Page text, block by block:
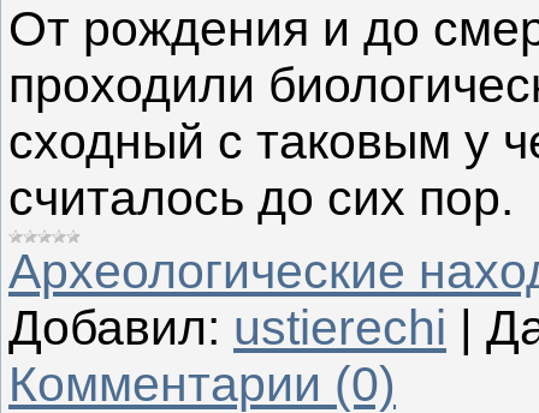
От рождения и до
проходили
сходный с таковым у
считалось до сих пор.
Археологические
Добавил: ustierechi |
Комментарии (0)